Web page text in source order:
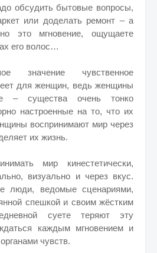
обсудить бытовые вопросы,
или доделать ремонт – а
это мгновение, ощущаете
его волос…
значение чувственное
для женщин, ведь женщины
– существа очень тонко
настроенные на то, что их
воспринимают мир через
их жизнь.
мир кинестетически,
визуально и через вкус.
люди, ведомые сценариями,
спешкой и своим жёстким
суете теряют эту
каждым мгновением и
чувств.